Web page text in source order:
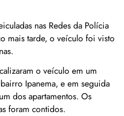
nas Redes da Polícia
mais tarde, o veículo foi visto
o veículo em um
Ipanema, e em seguida
dos apartamentos. Os
foram contidos.